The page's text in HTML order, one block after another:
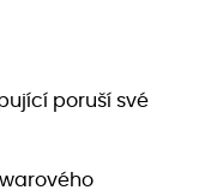
poruší své